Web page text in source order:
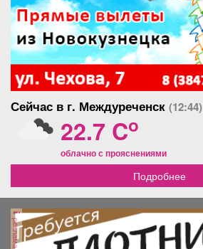
Сейчас в г. Междуреченск (12:44)
22.7 Co
облачно с прояснениями
Подробнее
реклама